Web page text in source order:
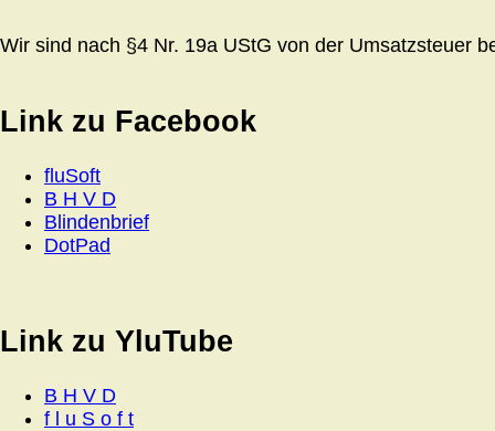
Wir sind nach §4 Nr. 19a UStG von der Umsatzsteuer
Link zu Facebook
fluSoft
B H V D
Blindenbrief
DotPad
Link zu YluTube
B H V D
f l u S o f t